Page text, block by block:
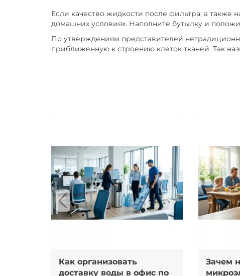
Если качество жидкости после фильтра, а также
домашних условиях. Наполните бутылку и
По утверждениям представителей
приближенную к строению клеток тканей. Так
Как организовать
доставку воды в офис по
Зачем